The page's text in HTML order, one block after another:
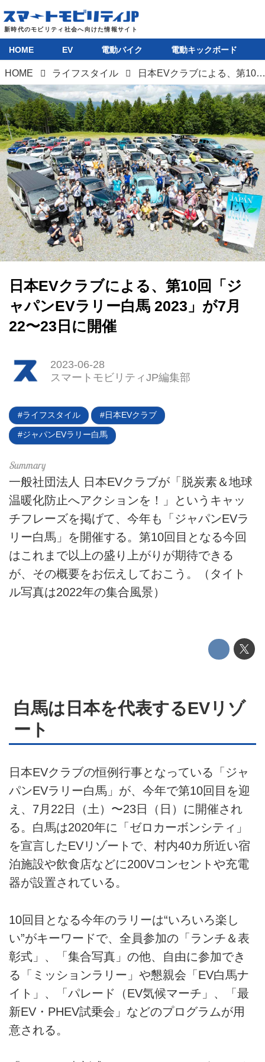
HOME
EV
電動キックボード
ライフスタイル
テクノロジー
運営会社
利用規約
プライバシーポリシー
ライター名簿
HOME EV 電動バイク 電動キックボード
HOME ライフスタイル 日本EVクラブによる、第10回「ジャパンEVラリー白馬 2023」が7月22〜23日に開催
日本EVクラブによる、第10回「ジ
ャパンEVラリー白馬 2023」が7月
22〜23日に開催
2023-06-28
スマートモビリティJP編集部
ライフスタイル 日本EVクラブ
ジャパンEVラリー白馬
一般社団法人 日本EVクラブが「脱炭素＆地球
温暖化防止へアクションを！」というキャッ
チフレーズを掲げて、今年も「ジャパンEVラ
リー白馬」を開催する。第10回目となる今回
はこれまで以上の盛り上がりが期待できる
が、その概要をお伝えしておこう。（タイト
ル写真は2022年の集合風景）
白馬は日本を代表するEVリゾ
ート
日本EVクラブの恒例行事となっている「ジャ
パンEVラリー白馬」が、今年で第10回目を迎
え、7月22日（土）〜23日（日）に開催され
る。白馬は2020年に「ゼロカーボンシティ」
を宣言したEVリゾートで、村内40カ所近い宿
泊施設や飲食店などに200Vコンセントや充電
器が設置されている。
10回目となる今年のラリーは“いろいろ楽し
い”がキーワードで、全員参加の「ランチ＆表
彰式」、「集合写真」の他、自由に参加でき
る「ミッションラリー」や懇親会「EV白馬ナ
イト」、「パレード（EV気候マーチ」、「最
新EV・PHEV試乗会」などのプログラムが用
意される。